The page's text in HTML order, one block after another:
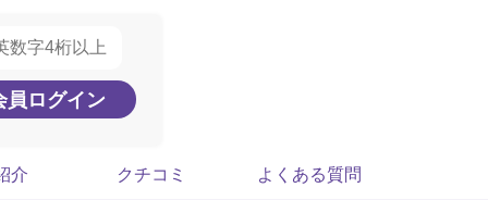
介 クチコミ よくある質問